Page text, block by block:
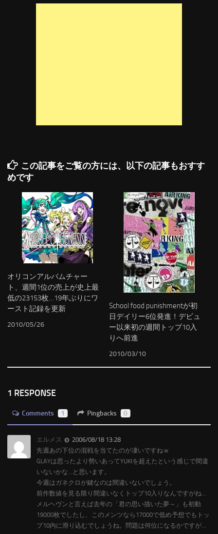
この記事をご覧の方には、以下の記事もおすす
めです
オリコンアルバムチャー
ト、週間1位の売上が史上最
低の23153枚…19年ぶりにワ
ースト記録を更新
2010/05/26
School food punishmentが初
日デイリー6位発進！デビュ
ー以来初の週間トップ10入
りへ前進
2010/03/10
1 RESPONSE
Comments 1 Pingbacks 0
エルメス
2006/08/18 13:28
先週あの下位の混戦を当てたのが凄いですねｗ
GLAYは思ったより勢いあってYUKIを超えたという感じで間違
いないかな…と思います。
今週はガネクロが鍵なのは間違いないでしょう。
前作数値を見る限り間違いなくトップ10入りなんですがね…
メルヘヴンと言えば去年の「君の思い描いた夢～」も初動
19000枚でしたし、このメンツなら17000で低め予想でもトッ
プ10内に滑り込むでしょうね。問題は何位になるかですが…